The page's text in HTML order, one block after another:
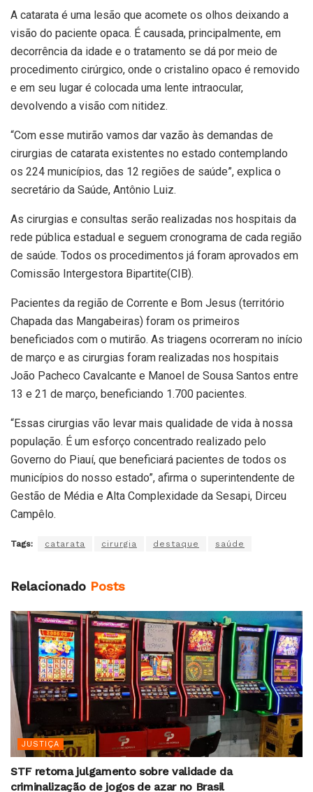
A catarata é uma lesão que acomete os olhos deixando a
visão do paciente opaca. É causada, principalmente, em
decorrência da idade e o tratamento se dá por meio de
procedimento cirúrgico, onde o cristalino opaco é removido
e em seu lugar é colocada uma lente intraocular,
devolvendo a visão com nitidez.
“Com esse mutirão vamos dar vazão às demandas de
cirurgias de catarata existentes no estado contemplando
os 224 municípios, das 12 regiões de saúde”, explica o
secretário da Saúde, Antônio Luiz.
As cirurgias e consultas serão realizadas nos hospitais da
rede pública estadual e seguem cronograma de cada região
de saúde. Todos os procedimentos já foram aprovados em
Comissão Intergestora Bipartite(CIB).
Pacientes da região de Corrente e Bom Jesus (território
Chapada das Mangabeiras) foram os primeiros
beneficiados com o mutirão. As triagens ocorreram no início
de março e as cirurgias foram realizadas nos hospitais
João Pacheco Cavalcante e Manoel de Sousa Santos entre
13 e 21 de março, beneficiando 1.700 pacientes.
“Essas cirurgias vão levar mais qualidade de vida à nossa
população. É um esforço concentrado realizado pelo
Governo do Piauí, que beneficiará pacientes de todos os
municípios do nosso estado”, afirma o superintendente de
Gestão de Média e Alta Complexidade da Sesapi, Dirceu
Campêlo.
Tags: catarata cirurgia destaque saúde
Relacionado Posts
JUSTIÇA
STF retoma julgamento sobre validade da
criminalização de jogos de azar no Brasil